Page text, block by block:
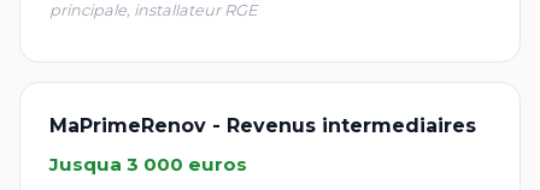
principale, installateur RGE
MaPrimeRenov - Revenus intermediaires
Jusqua 3 000 euros